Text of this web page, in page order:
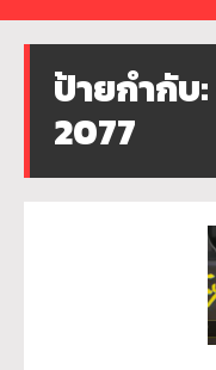
ป้ายกำกับ:
2077